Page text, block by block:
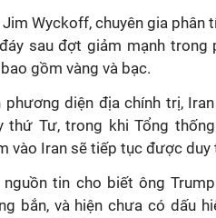
Jim Wyckoff, chuyên gia
sau đợt giảm mạnh
gồm vàng và bạc.
phương diện địa chính trị,
thứ Tư, trong khi Tổng
vào Iran sẽ tiếp tục được duy
nguồn tin cho biết ông
bắn, và hiện chưa có dấu